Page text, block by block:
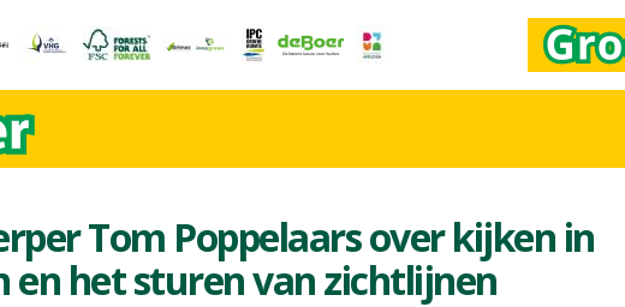
Tom Poppelaars over kijken in
en het sturen van zichtlijnen